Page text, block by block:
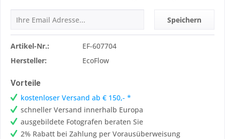
Speichern
Artikel-Nr.:
EF-607704
Hersteller:
EcoFlow
Vorteile
kostenloser Versand ab € 150,- *
schneller Versand innerhalb Europa
ausgebildete Fotografen beraten Sie
2% Rabatt bei Zahlung per Vorausüberweisung